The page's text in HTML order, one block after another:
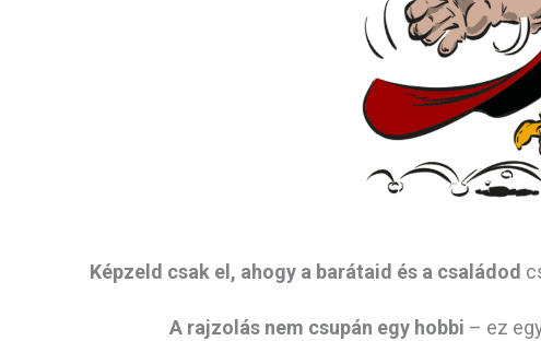
Képzeld csak el, ahogy a barátaid és a családod
A rajzolás nem csupán egy hobbi – ez